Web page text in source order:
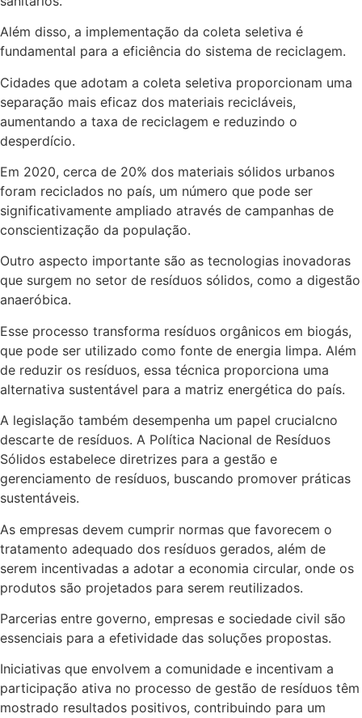
Além disso, a implementação da coleta seletiva é
fundamental para a eficiência do sistema de reciclagem.
Cidades que adotam a coleta seletiva proporcionam uma
separação mais eficaz dos materiais recicláveis,
aumentando a taxa de reciclagem e reduzindo o
desperdício.
Em 2020, cerca de 20% dos materiais sólidos urbanos
foram reciclados no país, um número que pode ser
significativamente ampliado através de campanhas de
conscientização da população.
Outro aspecto importante são as tecnologias inovadoras
que surgem no setor de resíduos sólidos, como a digestão
anaeróbica.
Esse processo transforma resíduos orgânicos em biogás,
que pode ser utilizado como fonte de energia limpa. Além
de reduzir os resíduos, essa técnica proporciona uma
alternativa sustentável para a matriz energética do país.
A legislação também desempenha um papel crucialcno
descarte de resíduos. A Política Nacional de Resíduos
Sólidos estabelece diretrizes para a gestão e
gerenciamento de resíduos, buscando promover práticas
sustentáveis.
As empresas devem cumprir normas que favorecem o
tratamento adequado dos resíduos gerados, além de
serem incentivadas a adotar a economia circular, onde os
produtos são projetados para serem reutilizados.
Parcerias entre governo, empresas e sociedade civil são
essenciais para a efetividade das soluções propostas.
Iniciativas que envolvem a comunidade e incentivam a
participação ativa no processo de gestão de resíduos têm
mostrado resultados positivos, contribuindo para um